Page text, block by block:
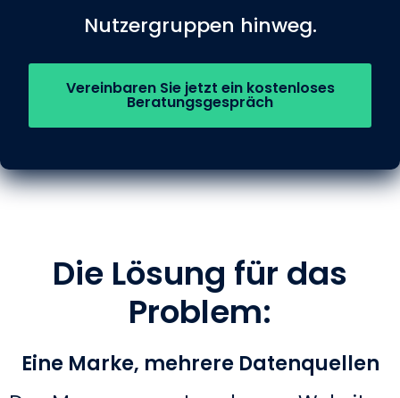
Nutzergruppen hinweg.
Vereinbaren Sie jetzt ein kostenloses
Beratungsgespräch
Die Lösung für das
Problem:
Eine Marke, mehrere Datenquellen